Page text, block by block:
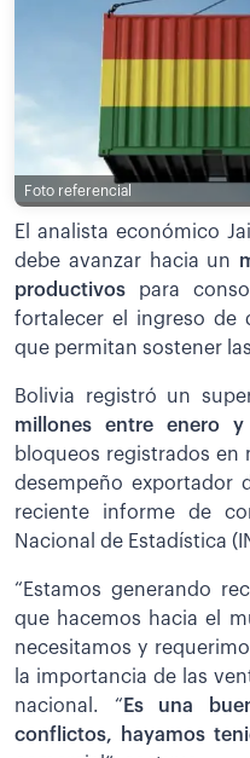
Foto referencial
El analista económico
debe avanzar hacia un
productivos para
fortalecer el ingreso de
que permitan sostener
Bolivia registró un
millones entre enero
bloqueos registrados en
desempeño exportador
reciente informe de
Nacional de Estadística
“Estamos generando
que hacemos hacia el
necesitamos y
la importancia de las
nacional. “ Es una
conflictos, hayamos